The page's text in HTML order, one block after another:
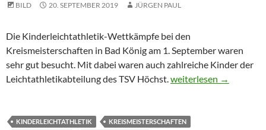
BILD 20. SEPTEMBER 2019 JÜRGEN PAUL
Die Kinderleichtathletik-Wettkämpfe bei den
Kreismeisterschaften in Bad König am 1. September waren
sehr gut besucht. Mit dabei waren auch zahlreiche Kinder der
Leichtathletikabteilung des TSV Höchst.Mannschaftserfolg bei
weiterlesen →
KINDERLEICHTATHLETIK
KREISMEISTERSCHAFTEN